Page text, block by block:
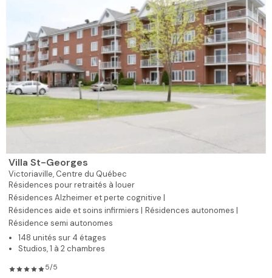
Villa St-Georges
Victoriaville, Centre du Québec
Résidences pour retraités à louer
Résidences Alzheimer et perte cognitive |
Résidences aide et soins infirmiers | Résidences autonomes |
Résidence semi autonomes
148 unités sur 4 étages
Studios, 1 à 2 chambres
5/5